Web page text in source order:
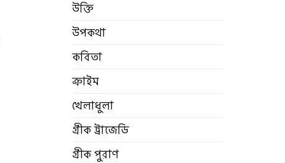
উক্তি
উপকথা
কবিতা
ক্রাইম
খেলাধুলা
গ্রীক ট্রাজেডি
গ্রীক পুরাণ